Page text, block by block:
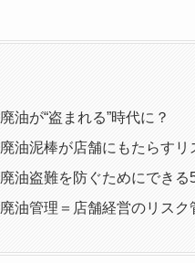
廃油が“盗まれる”時代に？
廃油泥棒が店舗にもたらすリ
廃油盗難を防ぐためにできる
廃油管理＝店舗経営のリスク